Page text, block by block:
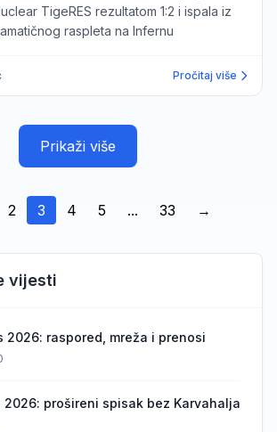
TigeRES rezultatom 1:2 i ispala iz
raspleta na Infernu
Pročitaj više
Prikaži više
2 3 4 5 ... 33 →
vijesti
2026: raspored, mreža i prenosi
2026: prošireni spisak bez Karvahalja